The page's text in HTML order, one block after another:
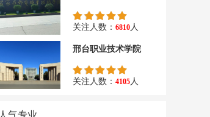
关注人数： 6810人
邢台职业技术学院
关注人数： 4105人
人气专业